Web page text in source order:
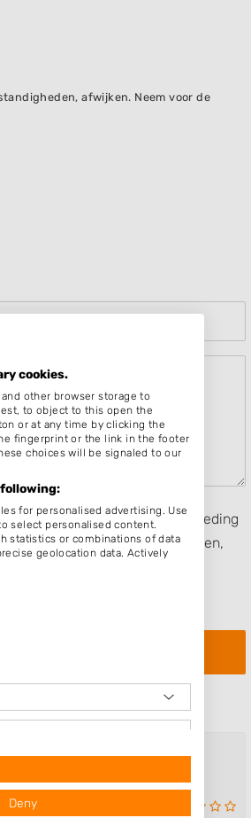
afwijken. Neem voor de
ervaring en ik heb geen vergoeding
een persoon dan wel derden,
zijn de
afstand
cookies.
other browser storage to
to object to this open the
or at any time by clicking the
fingerprint or the link in the footer
choices will be signaled to our
for personalised advertising. Use
select personalised content.
statistics or combinations of data
geolocation data. Actively
Deny